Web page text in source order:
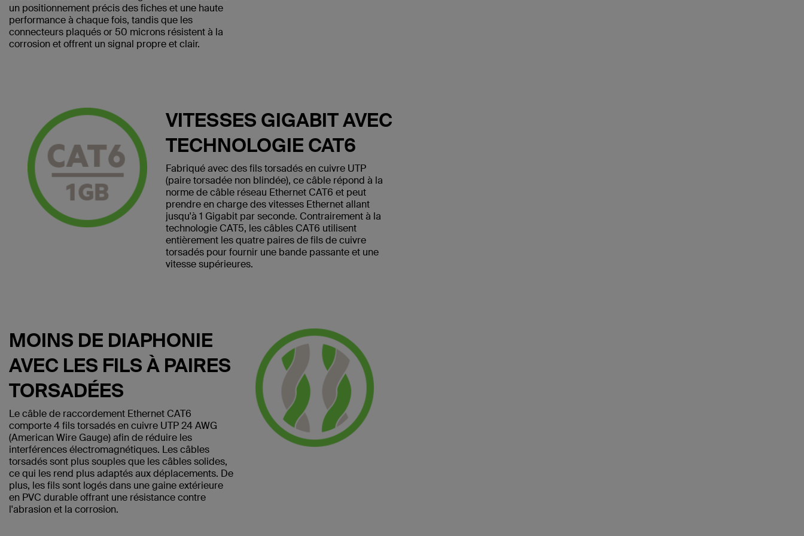
un positionnement précis des fiches et une haute
performance à chaque fois, tandis que les
connecteurs plaqués or 50 microns résistent à la
corrosion et offrent un signal propre et clair.
VITESSES GIGABIT AVEC
TECHNOLOGIE CAT6
Fabriqué avec des fils torsadés en cuivre UTP
(paire torsadée non blindée), ce câble répond à la
norme de câble réseau Ethernet CAT6 et peut
prendre en charge des vitesses Ethernet allant
jusqu'à 1 Gigabit par seconde. Contrairement à la
technologie CAT5, les câbles CAT6 utilisent
entièrement les quatre paires de fils de cuivre
torsadés pour fournir une bande passante et une
vitesse supérieures.
MOINS DE DIAPHONIE
AVEC LES FILS À PAIRES
TORSADÉES
Le câble de raccordement Ethernet CAT6
comporte 4 fils torsadés en cuivre UTP 24 AWG
(American Wire Gauge) afin de réduire les
interférences électromagnétiques. Les câbles
torsadés sont plus souples que les câbles solides,
ce qui les rend plus adaptés aux déplacements. De
plus, les fils sont logés dans une gaine extérieure
en PVC durable offrant une résistance contre
l'abrasion et la corrosion.